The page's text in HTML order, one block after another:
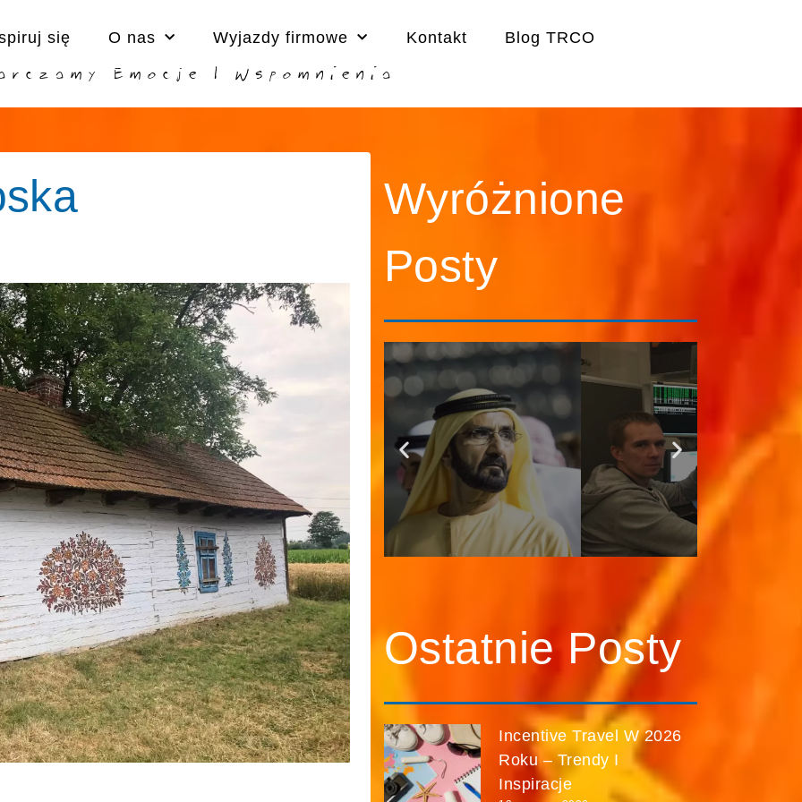
się O nas Wyjazdy firmowe Kontakt Blog TRCO
Emocje I Wspomnienia
Wyróżnione
Posty
Dubaj – skazani
na sukces
14. kwietnia 2018
Rozmowa z
Adamem
Lewińskim,
kontrolerem ruchu
lotniczego.
7. kwietnia 2018 r.
Ostatnie Posty
Incentive Travel W 2026
Roku – Trendy I
Inspiracje